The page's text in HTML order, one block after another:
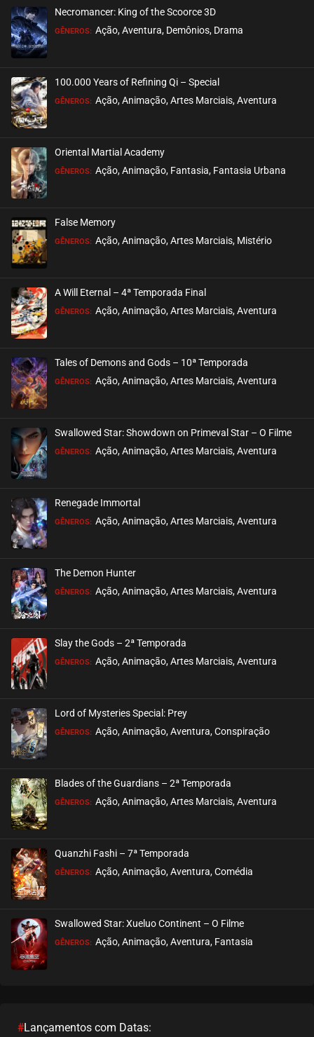
EPISÓDIO 08
abril 06, 2022
EPISÓDIO 07
março 30, 2022
EPISÓDIO 06
março 23, 2022
EPISÓDIO 05
março 16, 2022
EPISÓDIO 04
março 09, 2022
EPISÓDIO 03
março 03, 2022
EPISÓDIO 02
fevereiro 23, 2022
EPISÓDIO 01
fevereiro 23, 2022
Necromancer: King of the Scoorce 3D
GÊNEROS: Ação, Aventura, Demônios, Drama
100.000 Years of Refining Qi – Special
GÊNEROS: Ação, Animação, Artes Marciais, Aventura
Oriental Martial Academy
GÊNEROS: Ação, Animação, Fantasia, Fantasia Urbana
False Memory
GÊNEROS: Ação, Animação, Artes Marciais, Mistério
A Will Eternal – 4ª Temporada Final
GÊNEROS: Ação, Animação, Artes Marciais, Aventura
Tales of Demons and Gods – 10ª Temporada
GÊNEROS: Ação, Animação, Artes Marciais, Aventura
Swallowed Star: Showdown on Primeval Star – O Filme
GÊNEROS: Ação, Animação, Artes Marciais, Aventura
Renegade Immortal
GÊNEROS: Ação, Animação, Artes Marciais, Aventura
The Demon Hunter
GÊNEROS: Ação, Animação, Artes Marciais, Aventura
Slay the Gods – 2ª Temporada
GÊNEROS: Ação, Animação, Artes Marciais, Aventura
Lord of Mysteries Special: Prey
GÊNEROS: Ação, Animação, Aventura, Conspiração
Blades of the Guardians – 2ª Temporada
GÊNEROS: Ação, Animação, Artes Marciais, Aventura
Quanzhi Fashi – 7ª Temporada
GÊNEROS: Ação, Animação, Aventura, Comédia
Swallowed Star: Xueluo Continent – O Filme
GÊNEROS: Ação, Animação, Aventura, Fantasia
#Lançamentos com Datas: